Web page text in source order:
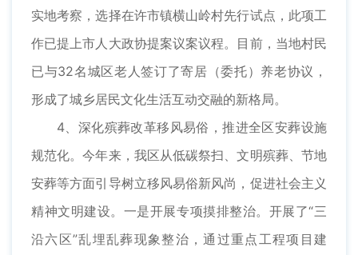
实地考察，选择在许市镇横山岭村先行试点，此项工
作已提上市人大政协提案议案议程。目前，当地村民
已与32名城区老人签订了寄居（委托）养老协议，
形成了城乡居民文化生活互动交融的新格局。
4、深化殡葬改革移风易俗，推进全区安葬设施
规范化。今年来，我区从低碳祭扫、文明殡葬、节地
安葬等方面引导树立移风易俗新风尚，促进社会主义
精神文明建设。一是开展专项摸排整治。开展了“三
沿六区”乱埋乱葬现象整治，通过重点工程项目建